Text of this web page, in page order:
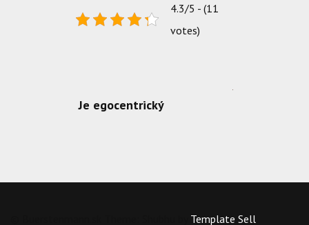
4.3/5 - (11
votes)
Je egocentrický
Template Sell